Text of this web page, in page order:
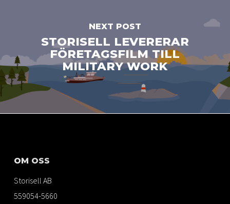
NEXT POST
STORISELL LEVERERAR
FÖRETAGSFILM TILL
MILITARY WORK
OM OSS
Storisell AB
559054-5660